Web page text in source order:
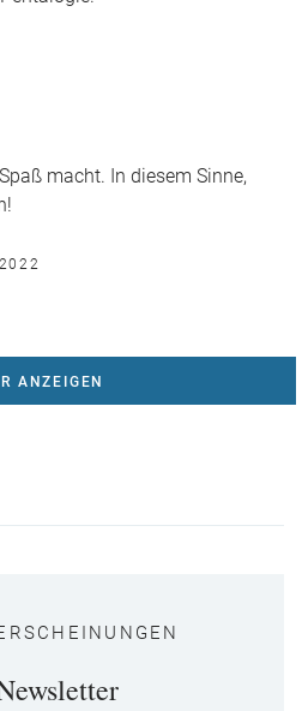
macht. In diesem Sinne,
ANZEIGEN